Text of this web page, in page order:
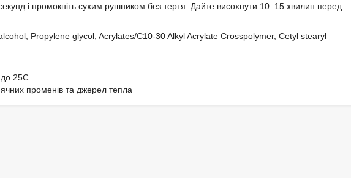
секунд і промокніть сухим рушником без тертя. Дайте висохнути 10–15 хвилин перед
Propylene glycol, Acrylates/C10-30 Alkyl Acrylate Crosspolymer, Cetyl stearyl
до 25C
променів та джерел тепла